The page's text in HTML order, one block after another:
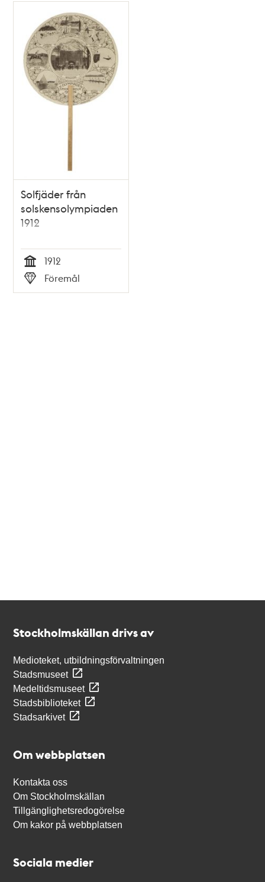
Solfjäder från
solskensolympiaden
1912
Tid
1912
Typ
Föremål
Stockholmskällan drivs av
Medioteket, utbildningsförvaltningen
Stadsmuseet
Medeltidsmuseet
Stadsbiblioteket
Stadsarkivet
Om webbplatsen
Kontakta oss
Om Stockholmskällan
Tillgänglighetsredogörelse
Om kakor på webbplatsen
Sociala medier